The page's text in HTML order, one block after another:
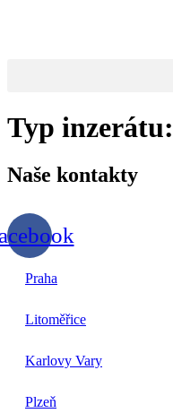
Typ inzerátu:
Naše kontakty
Praha
Litoměřice
Karlovy Vary
Plzeň